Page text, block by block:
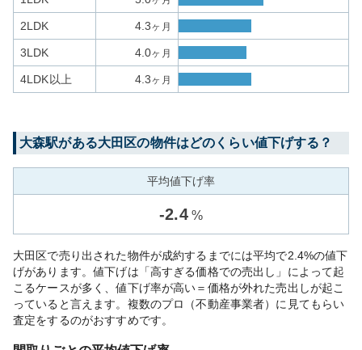
2LDK 4.3ヶ月
3LDK 4.0ヶ月
4LDK以上 4.3ヶ月
大森駅がある大田区の物件はどのくらい値下げする？
平均値下げ率
-2.4 %
大田区で売り出された物件が成約するまでには平均で2.4%の値下
げがあります。値下げは「高すぎる価格での売出し」によって起
こるケースが多く、値下げ率が高い＝価格が外れた売出しが起こ
っていると言えます。複数のプロ（不動産事業者）に見てもらい
査定をするのがおすすめです。